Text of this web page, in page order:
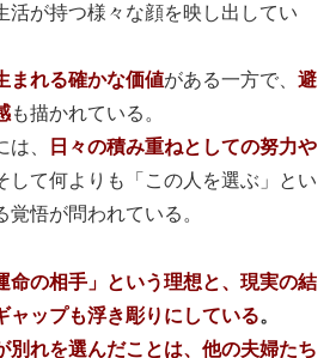
活が持つ様々な顔を映し出してい
まれる確かな価値がある一方で、 避
も描かれている。
、
日々の積み重ねとしての努力や
して何よりも「この人を選ぶ」とい
覚悟が問われている。
命の相手」という理想と、現実の結
ャップも浮き彫りにしている 。
別れを選んだことは、他の夫婦たち